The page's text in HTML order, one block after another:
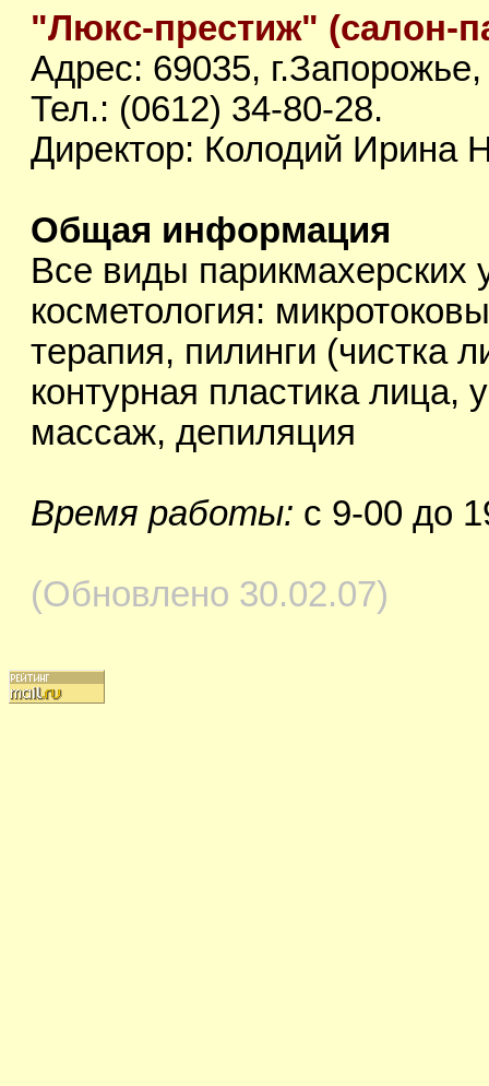
"Люкс-престиж" (салон-
Адрес: 69035,
Тел.: (0612) 34-80-28.
Директор: Колодий Ирина
Общая информация
Все виды парикмахерских
косметология:
терапия, пилинги (чистка
контурная пластика лица,
массаж, депиляция
Время работы: с 9-00 до
(Обновлено 30.02.07)